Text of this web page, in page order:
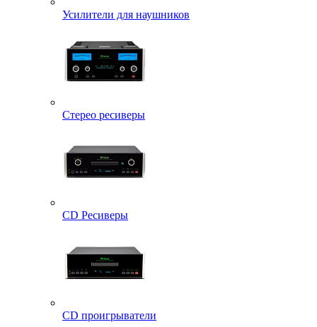
Усилители для наушников
Стерео ресиверы
CD Ресиверы
CD проигрыватели